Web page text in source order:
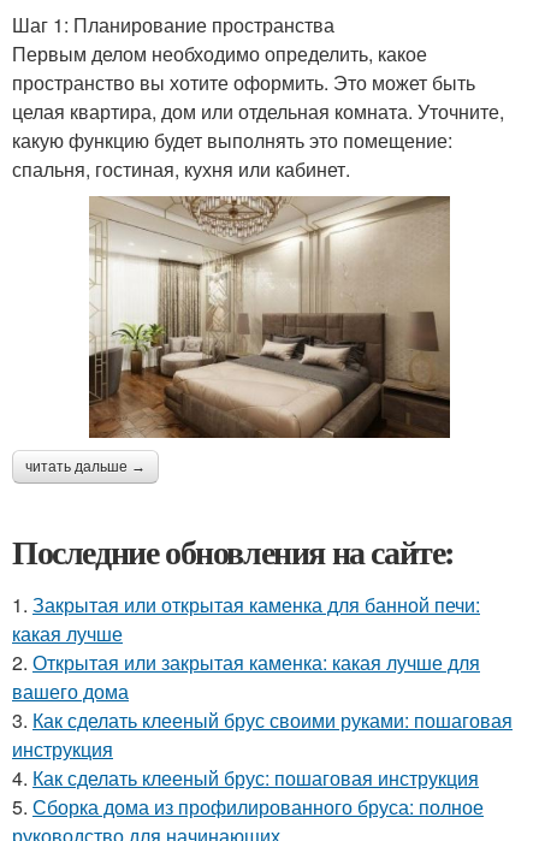
Шаг 1: Планирование пространства
Первым делом необходимо определить, какое
пространство вы хотите оформить. Это может быть
целая квартира, дом или отдельная комната. Уточните,
какую функцию будет выполнять это помещение:
спальня, гостиная, кухня или кабинет.
читать дальше →
Последние обновления на сайте:
1. Закрытая или открытая каменка для банной печи:
какая лучше
2. Открытая или закрытая каменка: какая лучше для
вашего дома
3. Как сделать клееный брус своими руками: пошаговая
инструкция
4. Как сделать клееный брус: пошаговая инструкция
5. Сборка дома из профилированного бруса: полное
руководство для начинающих